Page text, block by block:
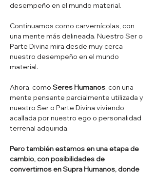
desempeño en el mundo material.
Continuamos como carvernícolas, con
una mente más delineada. Nuestro Ser o
Parte Divina mira desde muy cerca
nuestro desempeño en el mundo
material.
Ahora, como Seres Humanos, con una
mente pensante parcialmente utilizada y
nuestro Ser o Parte Divina viviendo
acallada por nuestro ego o personalidad
terrenal adquirida.
Pero también estamos en una etapa de
cambio, con posibilidades de
convertirnos en Supra Humanos, donde